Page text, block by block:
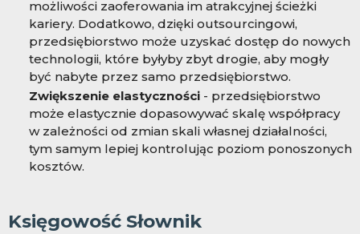
możliwości zaoferowania im atrakcyjnej ścieżki
kariery. Dodatkowo, dzięki outsourcingowi,
przedsiębiorstwo może uzyskać dostęp do nowych
technologii, które byłyby zbyt drogie, aby mogły
być nabyte przez samo przedsiębiorstwo.
Zwiększenie elastyczności - przedsiębiorstwo
może elastycznie dopasowywać skalę współpracy
w zależności od zmian skali własnej działalności,
tym samym lepiej kontrolując poziom ponoszonych
kosztów.
Księgowość Słownik